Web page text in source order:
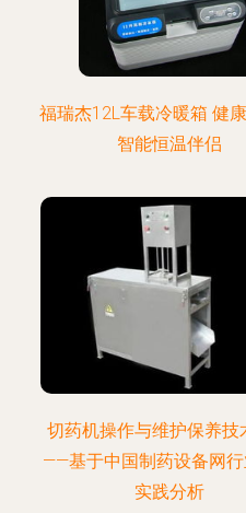
福瑞杰12L车载冷暖箱 健
智能恒温伴侣
切药机操作与维护保养技
——基于中国制药设备网
实践分析